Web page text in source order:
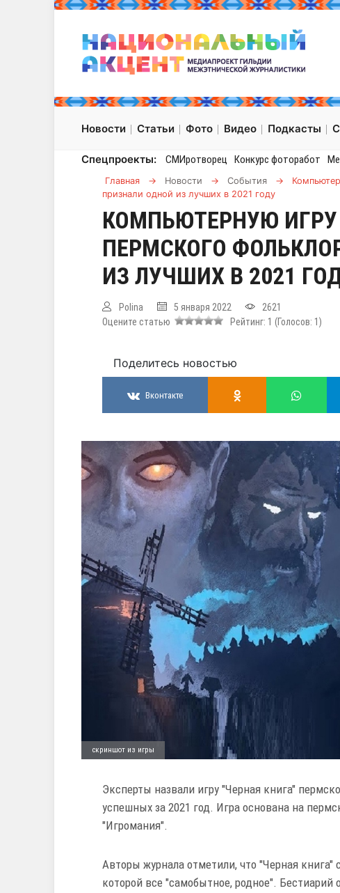
Новости Статьи Фото Видео Подкасты
Спецпроекты: СМИротворец Конкурс фоторабот
Главная → Новости → События →
признали одной из лучших в 2021 году
КОМПЬЮТЕРНУЮ
ПЕРМСКОГО
ИЗ ЛУЧШИХ В 2021
Polina 5 января 2022
2621
Оцените статью
Рейтинг: 1 (Голосов: 1 )
Поделитесь новостью
Вконтакте
скриншот из игры
Эксперты назвали игру "Черная книга"
успешных за 2021 год. Игра основана на
"Игромания".
Авторы журнала отметили, что "Черная книга"
которой все "самобытное, родное".